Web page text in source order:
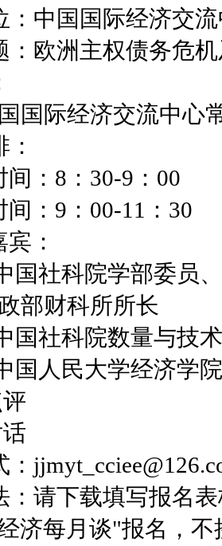
：中国国际经济交
：欧洲主权债务危
国际经济交流中心
：8：30-9：00
：9：00-11：30
：
社科院学部委员
部财科所所长
社科院数量与技
国人民大学经济学
：请下载填写报名
济每月谈"报名，不